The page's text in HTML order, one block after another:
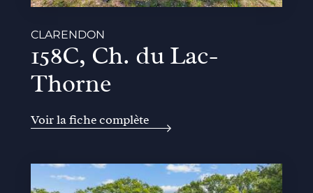
CLARENDON
158C, Ch. du Lac-
Thorne
Voir la fiche complète